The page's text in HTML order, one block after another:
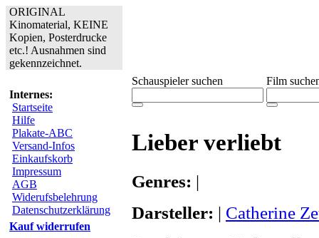
ORIGINAL
Kinomaterial, KEINE
Kopien, Posterdrucke
etc.! Ausnahmen sind
gekennzeichnet.
Internes:
Startseite
Hilfe
Plakate-ABC
Versand-Infos
Einkaufskorb
Impressum
AGB
Widerufsbelehrung
Datenschutzerklärung
Kauf widerrufen
Schauspieler suchen Film
Lieber verliebt
Genres: |
Darsteller: | Catherine